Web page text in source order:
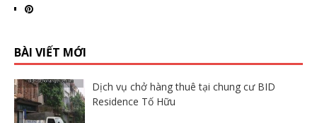
BÀI VIẾT MỚI
Dịch vụ chở hàng thuê tại chung cư BID
Residence Tố Hữu